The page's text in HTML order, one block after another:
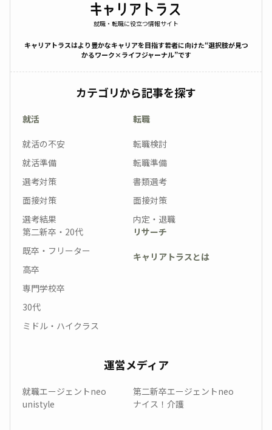
就職・転職に役立つ情報サイト
キャリアトラスはより豊かなキャリアを目指す若者に向けた“選択肢が見つ
かるワーク×ライフジャーナル”です
カテゴリから記事を探す
就活
就活の不安
就活準備
選考対策
面接対策
選考結果
転職
転職検討
転職準備
書類選考
面接対策
内定・退職
第二新卒・20代
既卒・フリーター
高卒
専門学校卒
30代
ミドル・ハイクラス
リサーチ
キャリアトラスとは
運営メディア
就職エージェントneo
第二新卒エージェントneo
unistyle
ナイス！介護